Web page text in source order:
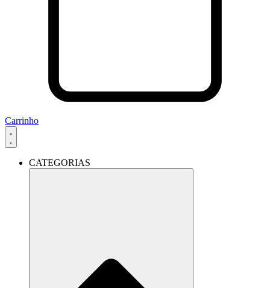
Carrinho
CATEGORIAS